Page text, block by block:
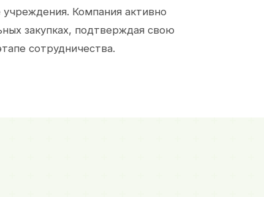
Компания активно
закупках, подтверждая свою
сотрудничества.